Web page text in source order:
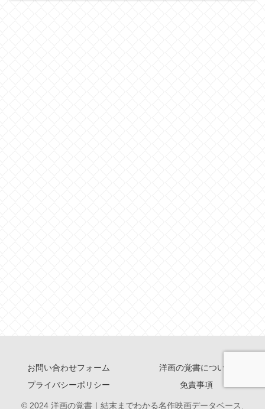
お問い合わせフォーム
洋画の覚書について
プライバシーポリシー
免責事項
© 2024 洋画の覚書｜結末までわかる名作映画データベース.